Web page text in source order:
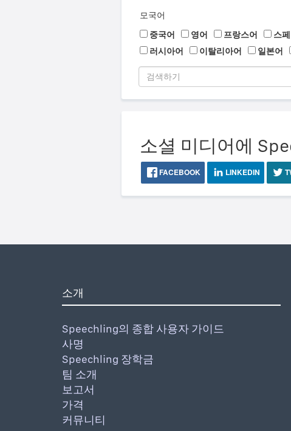
모국어
중국어
영어 프랑스어 스
러시아어
이탈리아어 일본어
소셜 미디어에
FACEBOOK LINKEDIN
소개
Speechling의 종합 사용자 가이드
사명
Speechling 장학금
팀 소개
보고서
가격
커뮤니티